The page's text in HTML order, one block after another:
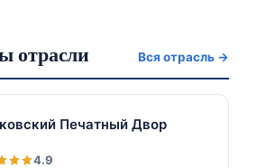
отрасли Вся отрасль →
Печатный Двор
4.9